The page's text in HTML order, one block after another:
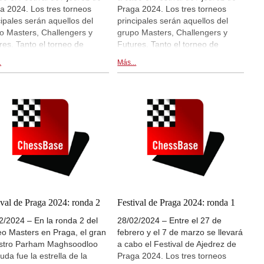
de Praga 2024)
2024)
2024. Los tres torneos
serán aquellos del
Masters, Challengers y
Tanto el torneo de
con un interesante y
Vincent Keymer,
Gujrathi, Praggnanandhaa
Gukesh D.,
Abdusattorov, Richard
Parham Maghsoodloo,
Navara, Mateusz Bartel y
Dai Van Ngyuen. Hoy se
CET. Hay retransmisiones
en live.chessbase.com
de esta noticia. | En la
Keymer | Foto: Petr
Festival de Ajedrez de
2024
Praga 2024. Los tres torneos
principales serán aquellos del
grupo Masters, Challengers y
Futures. Tanto el torneo de
cuentan con un interesante y
participarán: Vincent Keymer,
Vidit Gujrathi, Praggnanandhaa
Rameshbabu, Gukesh D.,
Nodirbek Abdusattorov, Richard
Rapport, Parham Maghsoodloo,
David Navara, Mateusz Bartel y
Thai Dai Van Ngyuen. Hoy se
15:00 CET. Hay retransmisiones
en directo en live.chessbase.com
y dentro de esta noticia. | Foto:
Petr Vrabec | Festival de Ajedrez
de Praga 2024
Más...
de Praga 2024: ronda 2
2024 – En la ronda 2 del
Masters en Praga, el gran
Parham Maghsoodloo
fue la estrella de la
Festival de Praga 2024: ronda 1
28/02/2024 – Entre el 27 de
febrero y el 7 de marzo se llevará
a cabo el Festival de Ajedrez de
Praga 2024. Los tres torneos